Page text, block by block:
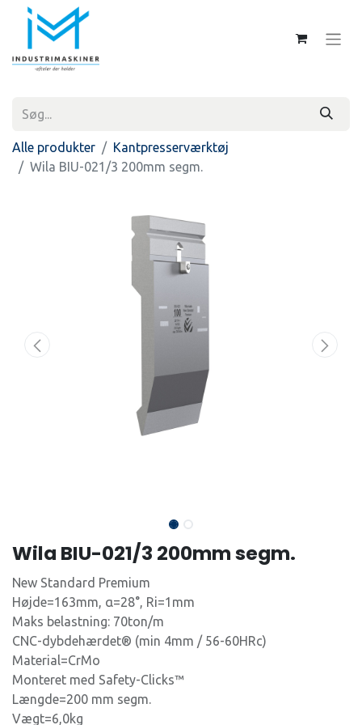
Alle produkter
Kantpresserværktøj
Wila BIU-021/3 200mm segm.
Wila BIU-021/3 200mm segm.
New Standard Premium
Højde=163mm, α=28°, Ri=1mm
Maks belastning: 70ton/m
CNC-dybdehærdet® (min 4mm / 56-60HRc)
Material=CrMo
Monteret med Safety-Clicks™
Længde=200 mm segm.
Vægt=6,0kg